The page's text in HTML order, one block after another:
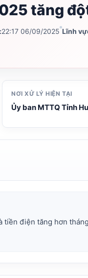
tăng
22:17 06/09/2025 Lĩnh
NƠI XỬ LÝ HIỆN TẠI
Ủy ban MTTQ Tỉnh
tiền điện tăng hơn